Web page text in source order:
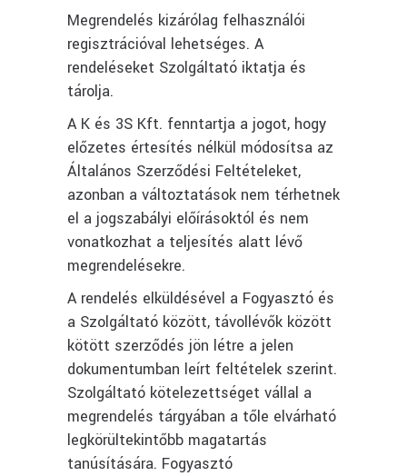
Megrendelés kizárólag felhasználói
regisztrációval lehetséges. A
rendeléseket Szolgáltató iktatja és
tárolja.
A K és 3S Kft. fenntartja a jogot, hogy
előzetes értesítés nélkül módosítsa az
Általános Szerződési Feltételeket,
azonban a változtatások nem térhetnek
el a jogszabályi előírásoktól és nem
vonatkozhat a teljesítés alatt lévő
megrendelésekre.
A rendelés elküldésével a Fogyasztó és
a Szolgáltató között, távollévők között
kötött szerződés jön létre a jelen
dokumentumban leírt feltételek szerint.
Szolgáltató kötelezettséget vállal a
megrendelés tárgyában a tőle elvárható
legkörültekintőbb magatartás
tanúsítására. Fogyasztó